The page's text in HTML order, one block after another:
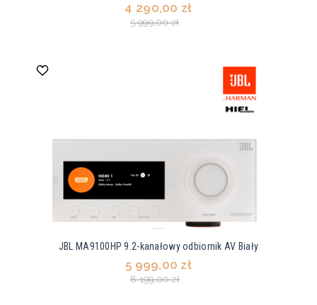
4 290,00 zł
5 999,00 zł
JBL MA9100HP 9.2-kanałowy odbiornik AV Biały
5 999,00 zł
8 199,00 zł